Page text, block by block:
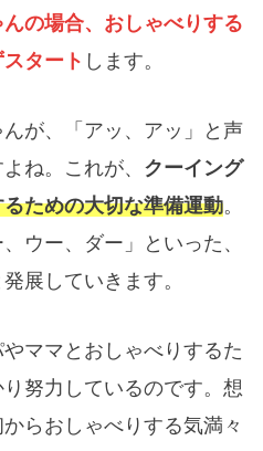
の場合、おしゃべりする
タート します。
が、「アッ、アッ」と声
ね。これが、 クーイング
ための大切な準備運動。
、ウー、ダー」といった、
展していきます。
ママとおしゃべりするた
努力しているのです。想
らおしゃべりする気満々